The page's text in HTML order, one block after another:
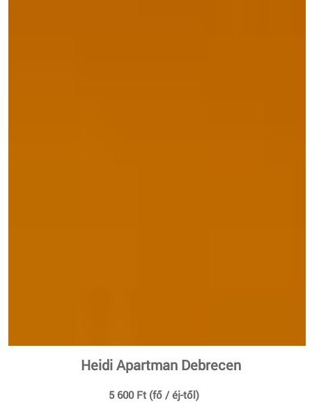
Heidi Apartman Debrecen
5 600 Ft (fő / éj-től)